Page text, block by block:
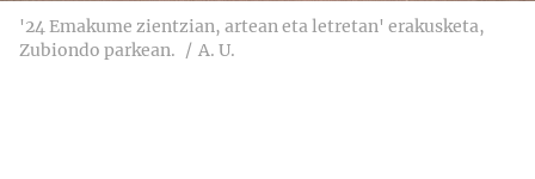
'24 Emakume zientzian, artean eta letretan' erakusketa,
Zubiondo parkean.
A. U.